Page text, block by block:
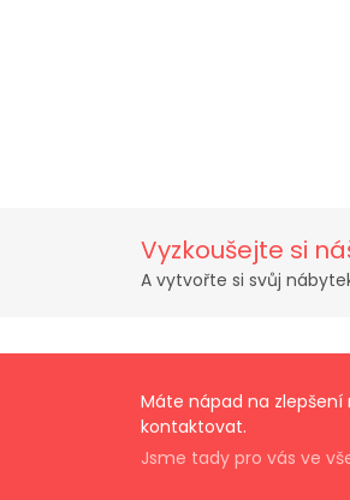
Vyzkoušejte si
A vytvořte si svůj
Máte nápad na zlepšení
kontaktovat.
Jsme tady pro vás ve